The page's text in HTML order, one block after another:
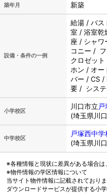
築年月 新築
設備・条件の一例
給湯 / バス
室 / 浴室乾
座 / シャ
コニー /
クロゼッ
ホン / オー
バー / CS /
要 / シス
小学校区
川口市立
(埼玉県川
中学校区
戸塚西中学
(埼玉県川
※各種情報と現状に差異がある場合は
※物件情報の学区情報について
当サイト物件情報に記載されており
ダウンロードサービスが提供する小